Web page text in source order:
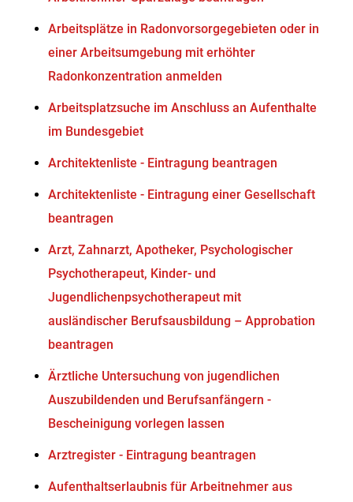
Arbeitsplätze in Radonvorsorgegebieten oder in
einer Arbeitsumgebung mit erhöhter
Radonkonzentration anmelden
Arbeitsplatzsuche im Anschluss an Aufenthalte
im Bundesgebiet
Architektenliste - Eintragung beantragen
Architektenliste - Eintragung einer Gesellschaft
beantragen
Arzt, Zahnarzt, Apotheker, Psychologischer
Psychotherapeut, Kinder- und
Jugendlichenpsychotherapeut mit
ausländischer Berufsausbildung – Approbation
beantragen
Ärztliche Untersuchung von jugendlichen
Auszubildenden und Berufsanfängern -
Bescheinigung vorlegen lassen
Arztregister - Eintragung beantragen
Aufenthaltserlaubnis für Arbeitnehmer aus